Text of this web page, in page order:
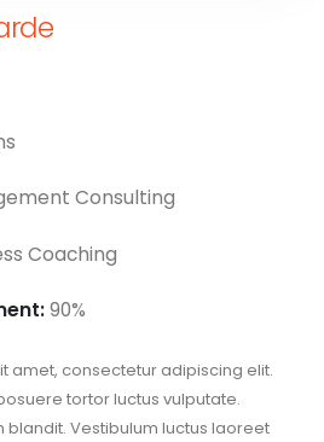
Consulting
Coaching
90%
amet, consectetur adipiscing elit.
tortor luctus vulputate.
blandit. Vestibulum luctus laoreet